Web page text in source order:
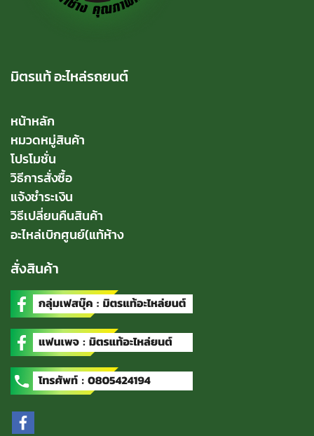
มิตรแท้ อะไหล่รถยนต์
หน้าหลัก
หมวดหมู่สินค้า
โปรโมชั่น
วิธีการสั่งซื้อ
แจ้งชำระเงิน
วิธีเปลี่ยนคืนสินค้า
อะไหล่เบิกศูนย์(แท้ห้าง
สั่งสินค้า